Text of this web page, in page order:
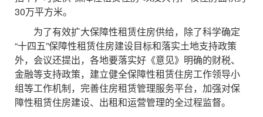
30万平方米。
为了有效扩大保障性租赁住房供给，除了科学确定
“十四五”保障性租赁住房建设目标和落实土地支持政策
外，会议还提出，各地要落实好《意见》明确的财税、
金融等支持政策，建立健全保障性租赁住房工作领导小
组等工作机制，完善住房租赁管理服务平台，加强对保
障性租赁住房建设、出租和运营管理的全过程监督。